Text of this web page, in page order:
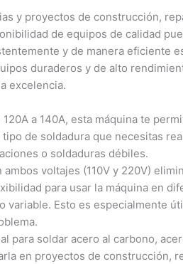
y proyectos de construcción,
de equipos de calidad
y de manera eficiente
duraderos y de alto
excelencia.
a 140A, esta máquina te
de soldadura que necesitas
o soldaduras débiles.
voltajes (110V y 220V)
para usar la máquina en
Esto es especialmente
para soldar acero al carbono,
en proyectos de construcción,